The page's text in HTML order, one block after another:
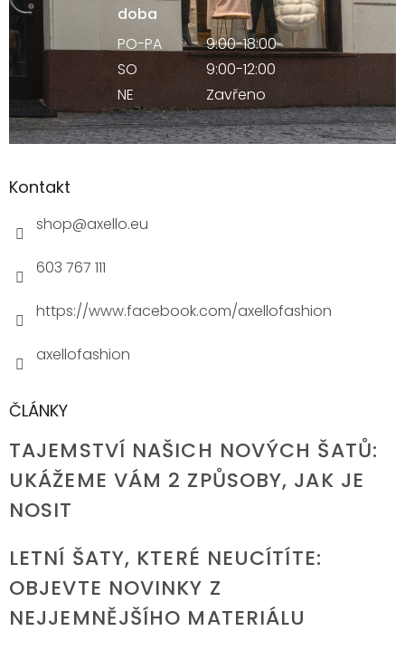
doba
PO-PA
9:00-18:00
SO
9:00-12:00
NE
Zavřeno
Kontakt
shop@axello.eu
603 767 111
https://www.facebook.com/axellofashion
axellofashion
ČLÁNKY
TAJEMSTVÍ NAŠICH NOVÝCH ŠATŮ:
UKÁŽEME VÁM 2 ZPŮSOBY, JAK JE
NOSIT
LETNÍ ŠATY, KTERÉ NEUCÍTÍTE:
OBJEVTE NOVINKY Z
NEJJEMNĚJŠÍHO MATERIÁLU